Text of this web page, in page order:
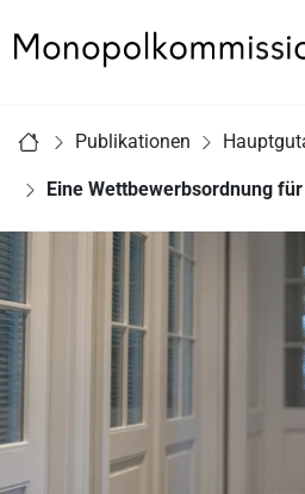
Publikationen
Eine Wettbewerbsordnung